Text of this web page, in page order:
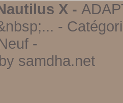
X -
-
-